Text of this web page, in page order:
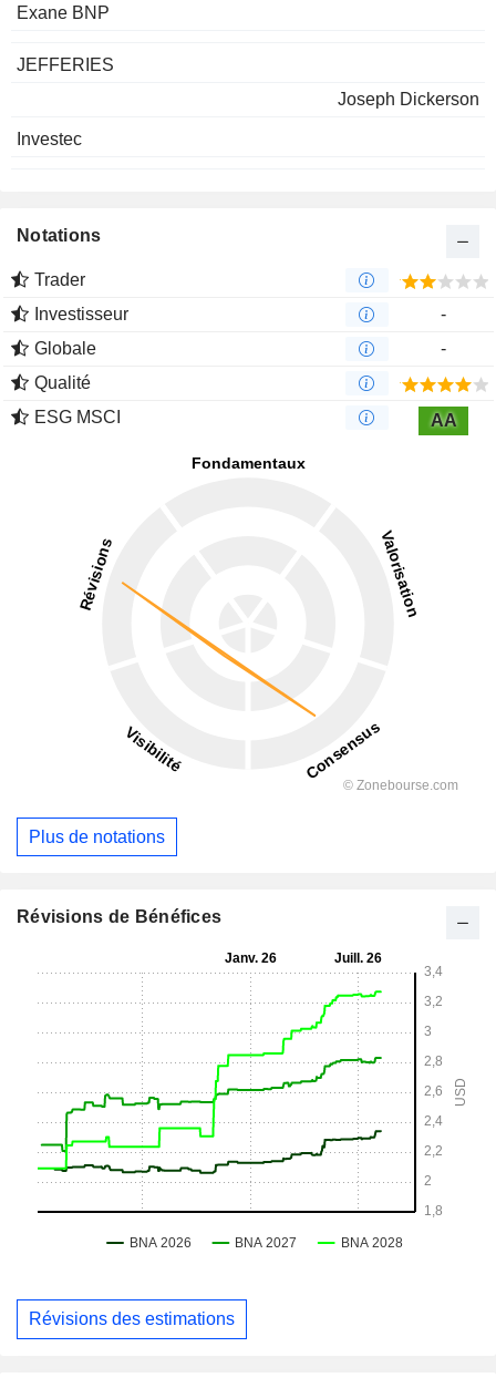
Exane BNP
JEFFERIES
Joseph Dickerson
Investec
Notations
Trader
Investisseur
-
Globale
-
Qualité
ESG MSCI
AA
Plus de notations
Révisions de Bénéfices
Révisions des estimations